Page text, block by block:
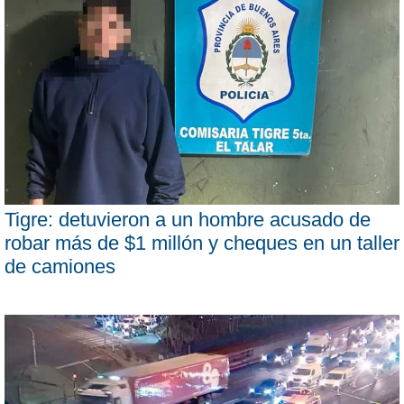
Tigre: detuvieron a un hombre acusado de
robar más de $1 millón y cheques en un taller
de camiones